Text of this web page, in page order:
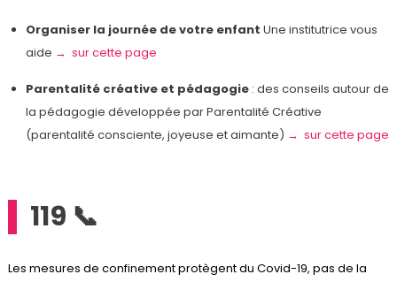
Organiser la journée de votre enfant Une institutrice vous
aide → sur cette page
Parentalité créative et pédagogie : des conseils autour de
la pédagogie développée par Parentalité Créative
(parentalité consciente, joyeuse et aimante) → sur cette page
119 📞
Les mesures de confinement protègent du Covid-19, pas de la